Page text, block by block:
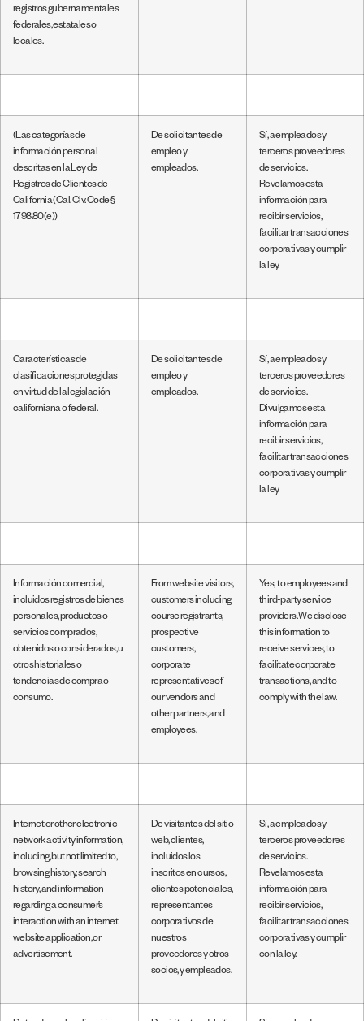
registros gubernamentales
federales, estatales o
locales.
(Las categorías de
información personal
descritas en la Ley de
Registros de Clientes de
California (Cal. Civ. Code §
1798.80(e))
De solicitantes de
empleo y
empleados.
Sí, a empleados y
terceros proveedores
de servicios.
Revelamos esta
información para
recibir servicios,
facilitar transacciones
corporativas y cumplir
la ley.
Características de
clasificaciones protegidas
en virtud de la legislación
californiana o federal.
De solicitantes de
empleo y
empleados.
Sí, a empleados y
terceros proveedores
de servicios.
Divulgamos esta
información para
recibir servicios,
facilitar transacciones
corporativas y cumplir
la ley.
Información comercial,
incluidos registros de bienes
personales, productos o
servicios comprados,
obtenidos o considerados, u
otros historiales o
tendencias de compra o
consumo.
From website visitors,
customers including
course registrants,
prospective
customers,
corporate
representatives of
our vendors and
other partners, and
employees.
Yes, to employees and
third-party service
providers. We disclose
this information to
receive services, to
facilitate corporate
transactions, and to
comply with the law.
Internet or other electronic
network activity information,
including, but not limited to,
browsing history, search
history, and information
regarding a consumer’s
interaction with an internet
website application, or
advertisement.
De visitantes del sitio
web, clientes,
incluidos los
inscritos en cursos,
clientes potenciales,
representantes
corporativos de
nuestros
proveedores y otros
socios, y empleados.
Sí, a empleados y
terceros proveedores
de servicios.
Revelamos esta
información para
recibir servicios,
facilitar transacciones
corporativas y cumplir
con la ley.